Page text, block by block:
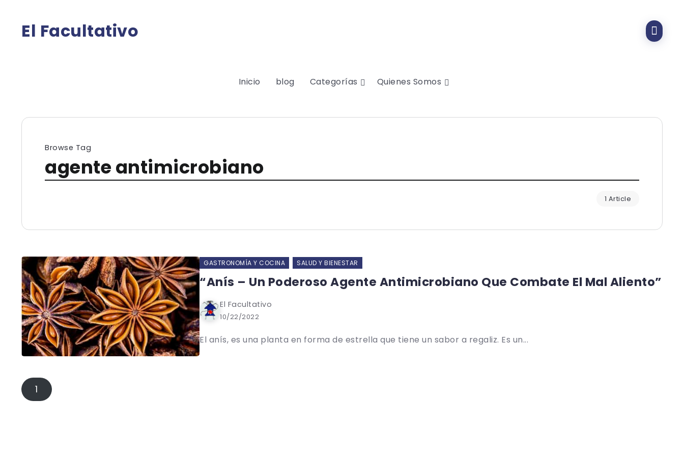
El Facultativo
Inicio blog Categorías Quienes Somos
Browse Tag
agente antimicrobiano
1 Article
GASTRONOMÍA Y COCINA SALUD Y BIENESTAR
“Anís – Un Poderoso Agente Antimicrobiano Que Combate El Mal Aliento”
El Facultativo
10/22/2022
El anís, es una planta en forma de estrella que tiene un sabor a regaliz. Es un...
1